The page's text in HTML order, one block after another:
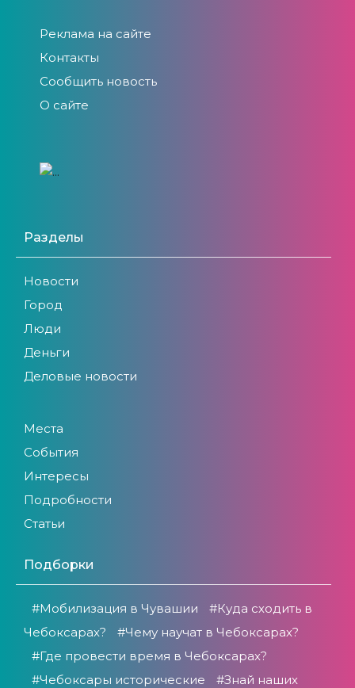
Реклама на сайте
Контакты
Сообщить новость
О сайте
Разделы
Новости
Город
Люди
Деньги
Деловые новости
Места
События
Интересы
Подробности
Статьи
Подборки
#Мобилизация в Чувашии
#Куда сходить в
Чебоксарах?
#Чему научат в Чебоксарах?
#Где провести время в Чебоксарах?
#Чебоксары исторические
#Знай наших